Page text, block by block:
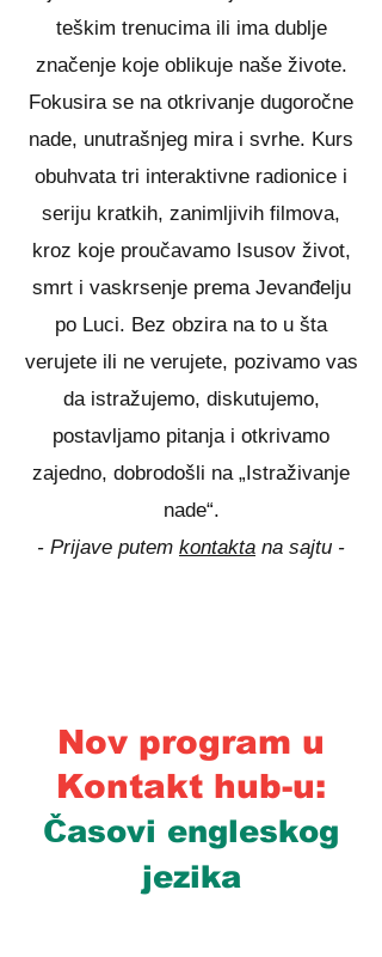
teškim trenucima ili ima dublje
značenje koje oblikuje naše živote.
Fokusira se na otkrivanje dugoročne
nade, unutrašnjeg mira i svrhe. Kurs
obuhvata tri interaktivne radionice i
seriju kratkih, zanimljivih filmova,
kroz koje proučavamo Isusov život,
smrt i vaskrsenje prema Jevanđelju
po Luci. Bez obzira na to u šta
verujete ili ne verujete, pozivamo vas
da istražujemo, diskutujemo,
postavljamo pitanja i otkrivamo
zajedno, dobrodošli na „Istraživanje
nade“.
- Prijave putem kontakta na sajtu -
Nov program u
Kontakt hub-u:
Časovi engleskog
jezika